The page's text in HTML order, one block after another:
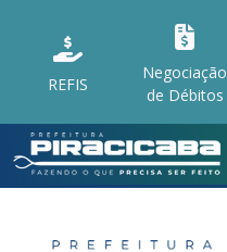
REFIS
Negociação
de Débitos